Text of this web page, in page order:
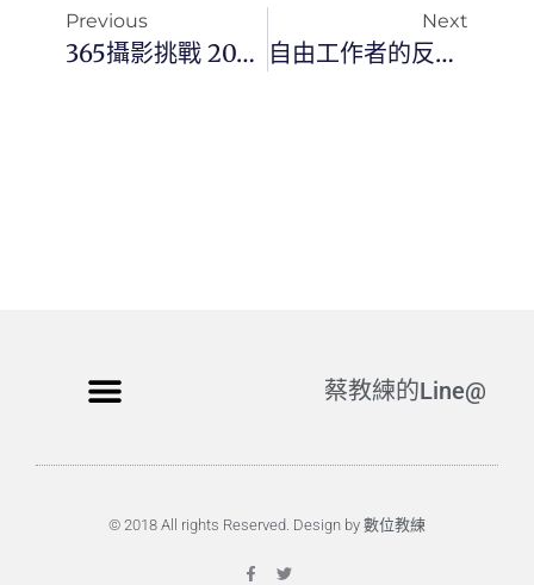
Previous
365攝影挑戰 20260506(三)125/365 Day3779
Next
自由工作者的反脆弱系統：為什麼你需要一個「不在場也能運作」的人生 OS
蔡教練的Line@
© 2018 All rights Reserved. Design by 數位教練